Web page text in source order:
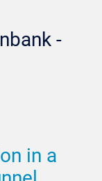
-
in a